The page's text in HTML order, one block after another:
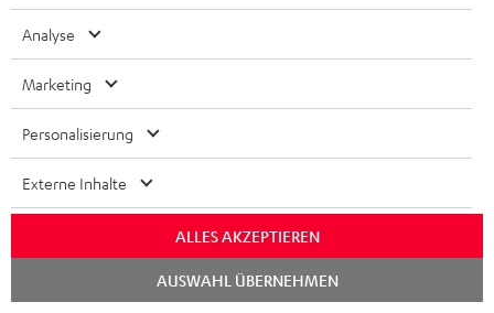
BLUETOOTH-LAUTSPRECHER
KOPFHÖRER
PARTNERPROGRAMM
BLOG
NEWSLETTER
STORES
DEINE VORTEILE BEI TEUFEL
SCHWEIZ
NIEDERLANDE
FRANKREICH
Analyse
Marketing
Personalisierung
Externe Inhalte
ALLES AKZEPTIEREN
AUSWAHL ÜBERNEHMEN